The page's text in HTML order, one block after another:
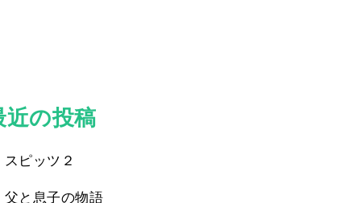
近の投稿
スピッツ２
父と息子の物語